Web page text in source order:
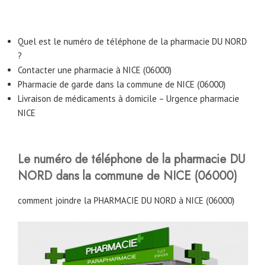
Quel est le numéro de téléphone de la pharmacie DU NORD
?
Contacter une pharmacie à NICE (06000)
Pharmacie de garde dans la commune de NICE (06000)
Livraison de médicaments à domicile – Urgence pharmacie
NICE
Le numéro de téléphone de la pharmacie DU
NORD dans la commune de NICE (06000)
comment joindre la PHARMACIE DU NORD à NICE (06000)